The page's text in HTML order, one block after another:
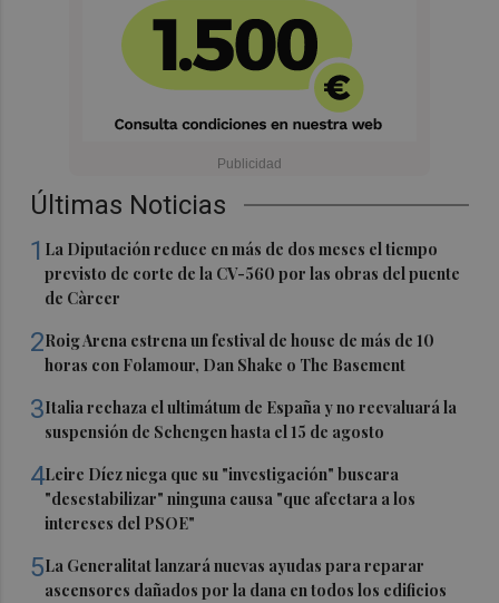
Últimas Noticias
1 La Diputación reduce en más de dos meses el tiempo
previsto de corte de la CV-560 por las obras del puente
de Càrcer
2Roig Arena estrena un festival de house de más de 10
horas con Folamour, Dan Shake o The Basement
3Italia rechaza el ultimátum de España y no reevaluará la
suspensión de Schengen hasta el 15 de agosto
4Leire Díez niega que su "investigación" buscara
"desestabilizar" ninguna causa "que afectara a los
intereses del PSOE"
5La Generalitat lanzará nuevas ayudas para reparar
ascensores dañados por la dana en todos los edificios